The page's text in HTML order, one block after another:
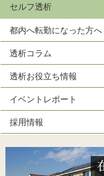
セルフ透析
都内へ転勤になった方へ
透析コラム
透析お役立ち情報
イベントレポート
採用情報